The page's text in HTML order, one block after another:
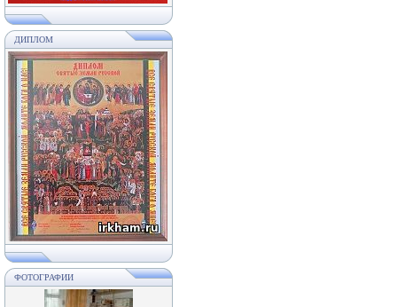
ДИПЛОМ
ФОТОГРАФИИ